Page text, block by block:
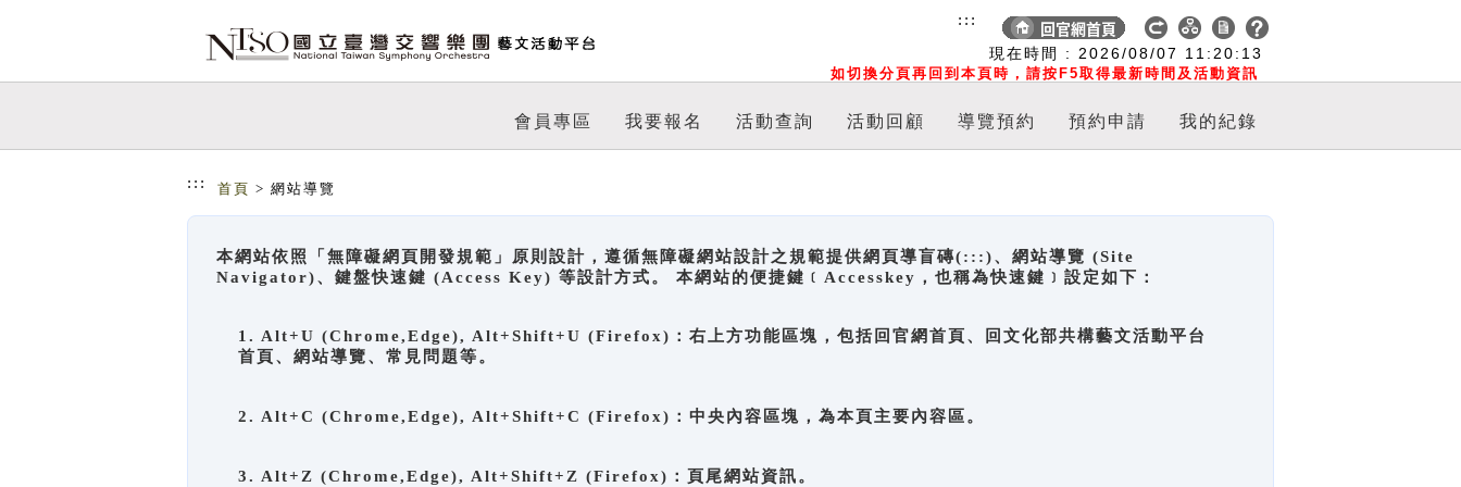
現在時間 : 2026/08/07 11:20:14
如切換分頁再回到本頁時，請按F5取得最新時間及活動資訊
:::
會員專區 我要報名 活動查詢 活動回顧 導覽預約 預約申請 我的紀錄
::: 首頁 > 網站導覽
本網站依照「無障礙網頁開發規範」原則設計，遵循無障礙網站設計之規範提供網頁導盲磚(:::)、網站導覽 (Site
Navigator)、鍵盤快速鍵 (Access Key) 等設計方式。 本網站的便捷鍵﹝Accesskey，也稱為快速鍵﹞設定如下：
1. Alt+U (Chrome,Edge), Alt+Shift+U (Firefox)：右上方功能區塊，包括回官網首頁、回文化部共構藝文活動平台
首頁、網站導覽、常見問題等。
2. Alt+C (Chrome,Edge), Alt+Shift+C (Firefox)：中央內容區塊，為本頁主要內容區。
3. Alt+Z (Chrome,Edge), Alt+Shift+Z (Firefox)：頁尾網站資訊。